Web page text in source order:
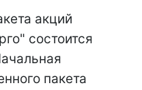
акций
состоится
пакета